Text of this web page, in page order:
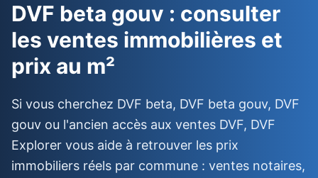
DVF beta gouv : consulter
les ventes immobilières et
prix au m²
Si vous cherchez DVF beta, DVF beta gouv, DVF
gouv ou l'ancien accès aux ventes DVF, DVF
Explorer vous aide à retrouver les prix
immobiliers réels par commune : ventes notaires,